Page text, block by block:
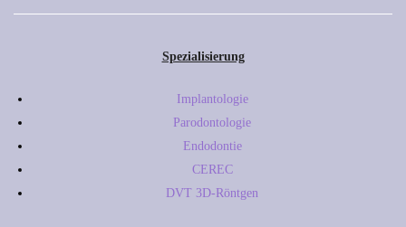
Spezialisierung
Implantologie
Parodontologie
Endodontie
CEREC
DVT 3D-Röntgen